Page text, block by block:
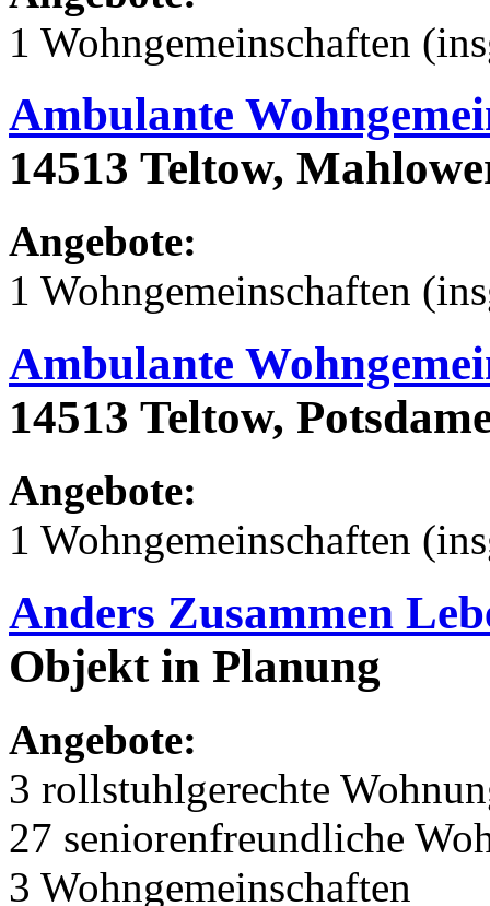
1 Wohngemeinschaften
Ambulante
14513 Teltow,
Angebote:
1 Wohngemeinschaften
Ambulante
14513 Teltow,
Angebote:
1 Wohngemeinschaften
Anders Zusammen
Objekt in Planung
Angebote:
3 rollstuhlgerechte
27 seniorenfreundliche
3 Wohngemeinschaften